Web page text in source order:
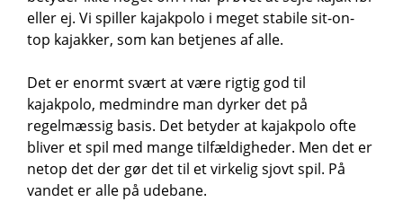
eller ej. Vi spiller kajakpolo i meget stabile sit-on-
top kajakker, som kan betjenes af alle.
Det er enormt svært at være rigtig god til
kajakpolo, medmindre man dyrker det på
regelmæssig basis. Det betyder at kajakpolo ofte
bliver et spil med mange tilfældigheder. Men det er
netop det der gør det til et virkelig sjovt spil. På
vandet er alle på udebane.